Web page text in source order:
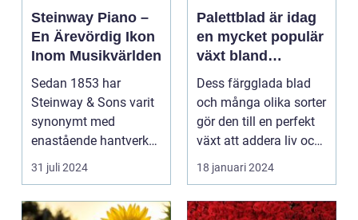
Steinway Piano –
En Ärevördig Ikon
Inom Musikvärlden
Sedan 1853 har
Steinway & Sons varit
synonymt med
enastående hantverk
och oövertr&aum...
31 juli 2024
Palettblad är idag
en mycket populär
växt bland
trädgårdsentusiast
er och inom
inredning
Dess färgglada blad
och många olika sorter
gör den till en perfekt
växt att addera liv och
färg till...
18 januari 2024